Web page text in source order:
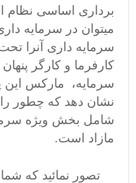
برداری اساسی نظام
میتوان در سرمایه
سرمایه داری آنرا
کارفرما و کارگر
سرمایه، مارکس این
نشان دهد که چطور
شامل بخش ویژه
مازاد است.
تصور نمائید که